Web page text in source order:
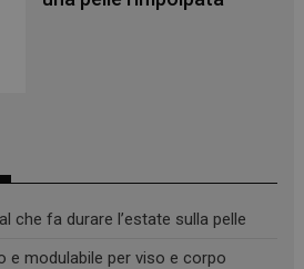
che fa durare l’estate sulla pelle
e modulabile per viso e corpo